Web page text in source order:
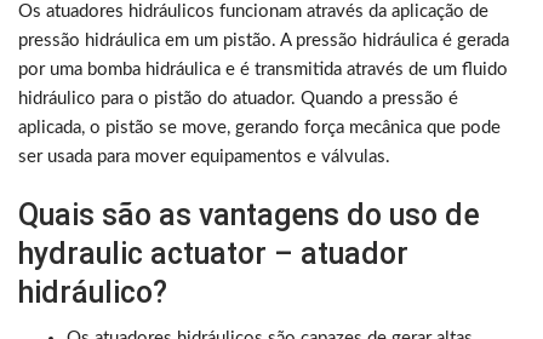
Os atuadores hidráulicos funcionam através da aplicação de
pressão hidráulica em um pistão. A pressão hidráulica é gerada
por uma bomba hidráulica e é transmitida através de um fluido
hidráulico para o pistão do atuador. Quando a pressão é
aplicada, o pistão se move, gerando força mecânica que pode
ser usada para mover equipamentos e válvulas.
Quais são as vantagens do uso de
hydraulic actuator – atuador
hidráulico?